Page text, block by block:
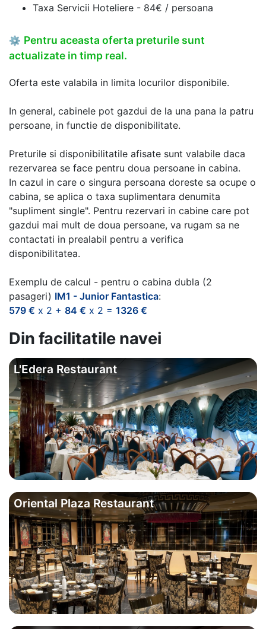
Taxa Servicii Hoteliere - 84€ / persoana
⚙ Pentru aceasta oferta preturile sunt
actualizate in timp real.
Oferta este valabila in limita locurilor disponibile.
In general, cabinele pot gazdui de la una pana la patru
persoane, in functie de disponibilitate.
Preturile si disponibilitatile afisate sunt valabile daca
rezervarea se face pentru doua persoane in cabina.
In cazul in care o singura persoana doreste sa ocupe o
cabina, se aplica o taxa suplimentara denumita
"supliment single". Pentru rezervari in cabine care pot
gazdui mai mult de doua persoane, va rugam sa ne
contactati in prealabil pentru a verifica
disponibilitatea.
Exemplu de calcul - pentru o cabina dubla (2
pasageri) IM1 - Junior Fantastica:
579 € x 2 + 84 € x 2 = 1326 €
Din facilitatile navei
L'Edera Restaurant
Oriental Plaza Restaurant